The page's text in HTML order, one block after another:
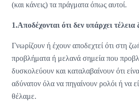
(και κάνεις) τα πράγματα όπως αυτοί.
1.Αποδέχονται ότι δεν υπάρχει τέλεια
Γνωρίζουν ή έχουν αποδεχτεί ότι στη
προβλήματα ή μελανά σημεία που
δυσκολεύουν και καταλαβαίνουν ότι
αδύνατον όλα να πηγαίνουν ρολόι ή να
θέλαμε.